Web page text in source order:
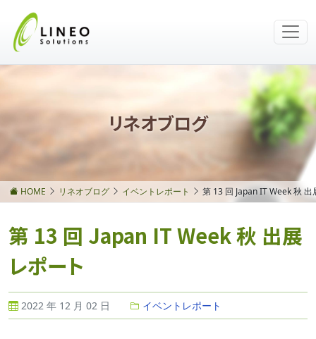
リネオブログ
HOME リネオブログ イベントレポート 第 13 回 Japan IT Week 秋 出
第 13 回 Japan IT Week 秋 出展
レポート
2022 年 12 月 02 日 イベントレポート